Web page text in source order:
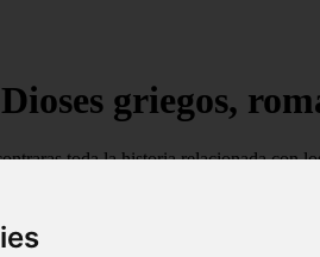
griegos,
toda la historia relacionada con